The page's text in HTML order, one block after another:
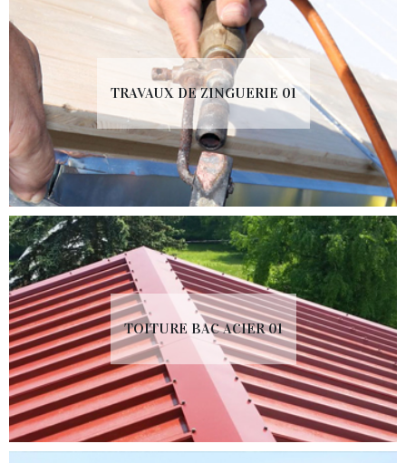
TRAVAUX DE ZINGUERIE 01
TOITURE BAC ACIER 01